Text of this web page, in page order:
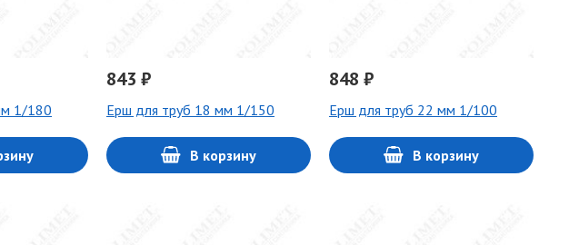
1/180
843 ₽
Ерш для труб 18 мм 1/150
В корзину
848 ₽
Ерш для труб 22 мм 1/100
В корзину